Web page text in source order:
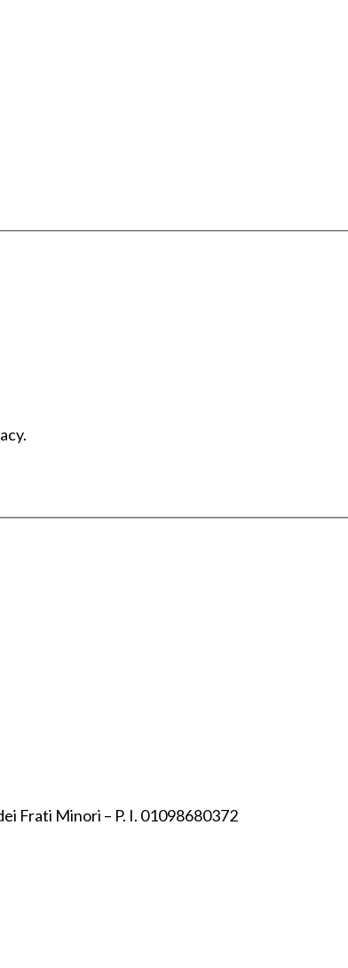
Frati Minori – P. I. 01098680372